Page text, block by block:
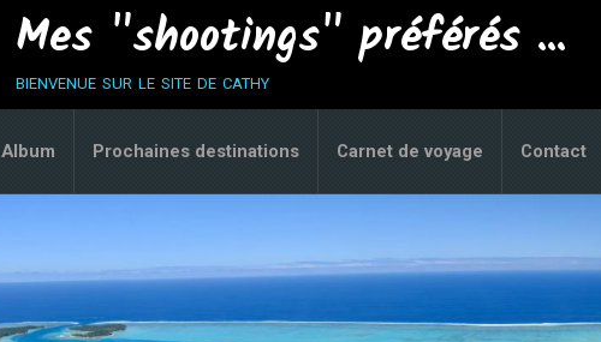
Mes "shootings" préférés ...
bienvenue sur le site de cathy
Album Prochaines destinations Carnet de voyage Contact